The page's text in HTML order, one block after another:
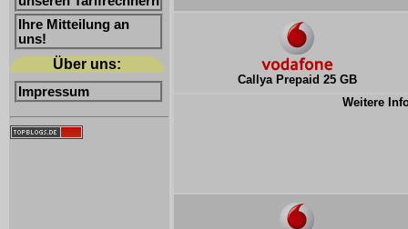
Ihre Mitteilung an
uns!
Über uns:
Impressum
Callya Prepaid 25 GB
Weitere